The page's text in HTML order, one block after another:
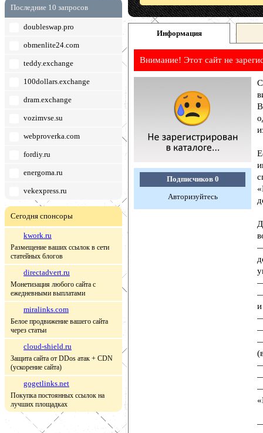
Последние 10 запросов
doubleswap.pro
obmenlite24.com
teddy.exchange
100dollars.exchange
dram.exchange
vozimvse.su
webproverka.com
fordiy.ru
energoma.ru
vekexpress.ru
Сегодня спонсоры
kwork.ru
Размещение ваших ссылок в сети
статейных блогов
directadvert.ru
Монетизация любого сайта с
ежедневными выплатами
miralinks.com
Белое продвижение вашего сайта
через статьи
cloud-shield.ru
Защита сайта от DDos атак + CDN
(ускорение сайта)
gogetlinks.net
Покупка постоянных ссылок на
лучших площадках
Информация
Внимание! Этот сайт не
Подписчиков 0
Авторизуйтесь